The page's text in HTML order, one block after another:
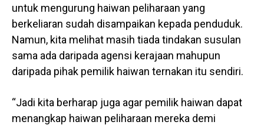
untuk mengurung haiwan peliharaan yang
berkeliaran sudah disampaikan kepada penduduk.
Namun, kita melihat masih tiada tindakan susulan
sama ada daripada agensi kerajaan mahupun
daripada pihak pemilik haiwan ternakan itu sendiri.
“Jadi kita berharap juga agar pemilik haiwan dapat
menangkap haiwan peliharaan mereka demi